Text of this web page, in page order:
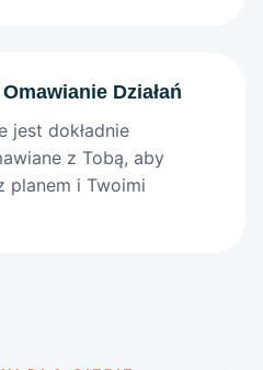
Działań
jest dokładnie
z Tobą, aby
planem i Twoimi